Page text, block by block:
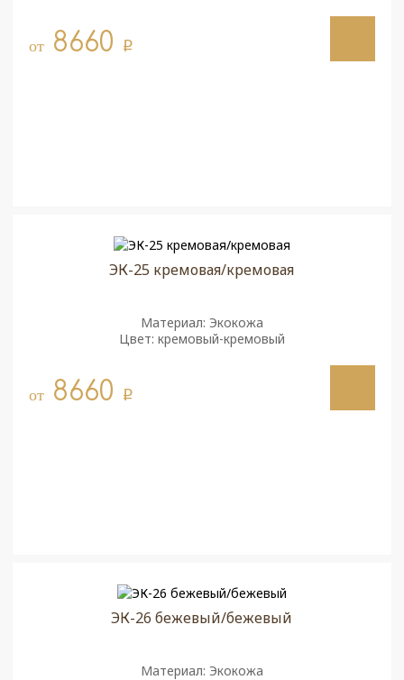
от8660 q
ЭК-25 кремовая/кремовая
Материал: Экокожа
Цвет: кремовый-кремовый
от8660 q
ЭК-26 бежевый/бежевый
Материал: Экокожа